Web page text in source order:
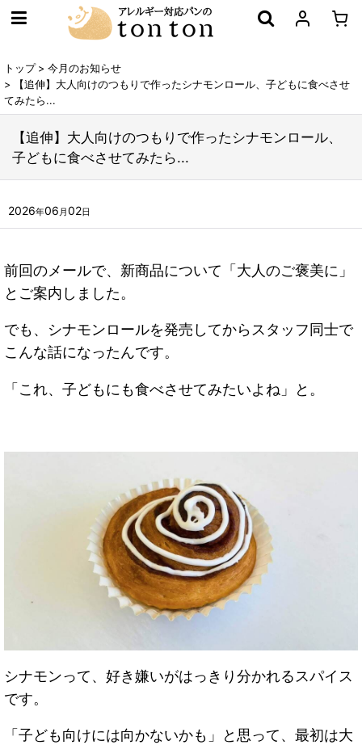
トップ > 今月のお知らせ
>
【追伸】大人向けのつもりで作ったシナモンロール、子どもに食べさせ
てみたら...
【追伸】大人向けのつもりで作ったシナモンロール、
子どもに食べさせてみたら...
2026年06 月 02日
前回のメールで、新商品について「大人のご褒美に」
とご案内しました。
でも、シナモンロールを発売してからスタッフ同士で
こんな話になったんです。
「これ、子どもにも食べさせてみたいよね」と。
シナモンって、好き嫌いがはっきり分かれるスパイス
です。
「子ども向けには向かないかも」と思って、最初は大